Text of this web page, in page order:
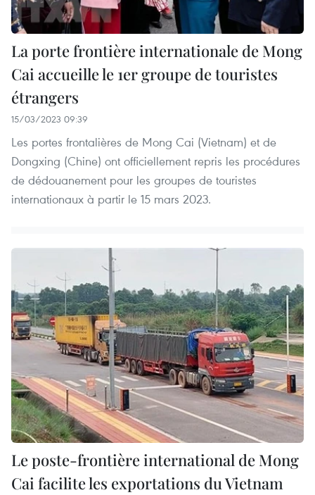
La porte frontière internationale de Mong
Cai accueille le 1er groupe de touristes
étrangers
15/03/2023 09:39
Les portes frontalières de Mong Cai (Vietnam) et de
Dongxing (Chine) ont officiellement repris les procédures
de dédouanement pour les groupes de touristes
internationaux à partir le 15 mars 2023.
Le poste-frontière international de Mong
Cai facilite les exportations du Vietnam